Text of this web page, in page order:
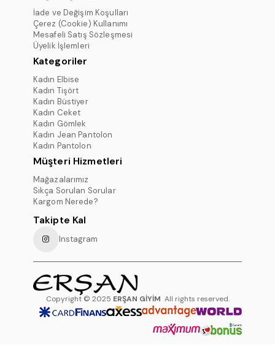
İade ve Değişim Koşulları
Çerez (Cookie) Kullanımı
Mesafeli Satış Sözleşmesi
Üyelik İşlemleri
Kategoriler
Kadın Elbise
Kadın Tişört
Kadın Büstiyer
Kadın Ceket
Kadın Gömlek
Kadın Jean Pantolon
Kadın Pantolon
Müşteri Hizmetleri
Mağazalarımız
Sıkça Sorulan Sorular
Kargom Nerede?
Takipte Kal
Instagram
Copyright © 2025 ERŞAN GİYİM All rights reserved.